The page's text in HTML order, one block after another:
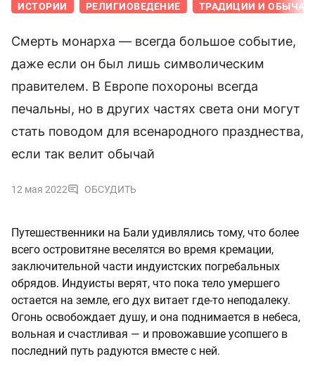
ИСТОРИИ РЕЛИГИОВЕДЕНИЕ ТРАДИЦИИ И ОБЫЧАИ
Смерть монарха — всегда большое событие,
даже если он был лишь символическим
правителем. В Европе похороны всегда
печальны, но в других частях света они могут
стать поводом для всенародного празднества,
если так велит обычай
12 мая 2022 ОБСУДИТЬ
Путешественники на Бали удивлялись тому, что более
всего островитяне веселятся во время кремации,
заключительной части индуистских погребальных
обрядов. Индуисты верят, что пока тело умершего
остается на земле, его дух витает где-то неподалеку.
Огонь освобождает душу, и она поднимается в небеса,
вольная и счастливая — и провожавшие усопшего в
последний путь радуются вместе с ней.